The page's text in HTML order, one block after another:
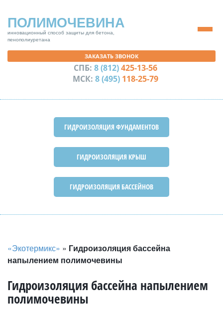
ПОЛИМОЧЕВИНА
инновационный способ защиты для бетона,
пенополиуретана
ЗАКАЗАТЬ ЗВОНОК
СПБ: 8 (812)425-13-56
МСК: 8 (495) 118-25-79
ГИДРОИЗОЛЯЦИЯ ФУНДАМЕНТОВ
ГИДРОИЗОЛЯЦИЯ КРЫШ
ГИДРОИЗОЛЯЦИЯ БАССЕЙНОВ
«Экотермикс» » Гидроизоляция бассейна
напылением полимочевины
Гидроизоляция бассейна напылением
полимочевины